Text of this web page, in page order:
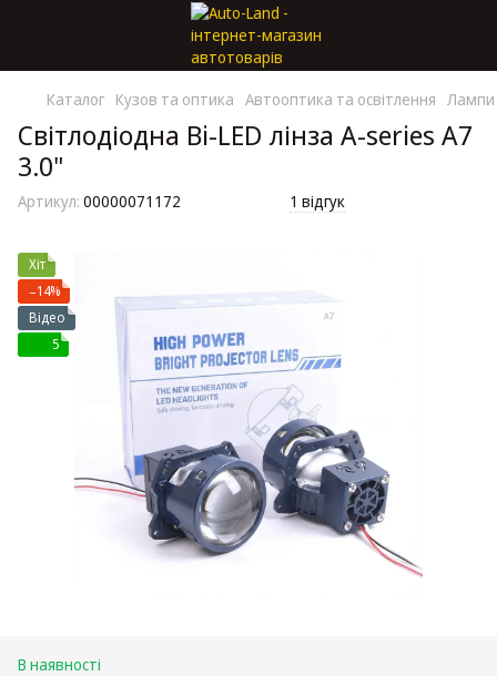
Каталог Кузов та оптика Автооптика та освітлення Лампи
Світлодіодна Bi-LED лінза A-series A7
3.0"
Артикул: 00000071172 1 відгук
Хіт
−14%
Відео
5
В наявності